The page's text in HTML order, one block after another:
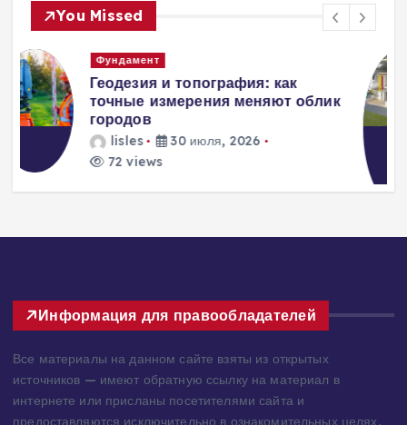
You Missed
Вентиляция
Вентиляция
энергоэффективного дома:
современные инженерные
решения для пассивного
домостроения
Информация для правообладателей
Все материалы на данном сайте взяты из открытых